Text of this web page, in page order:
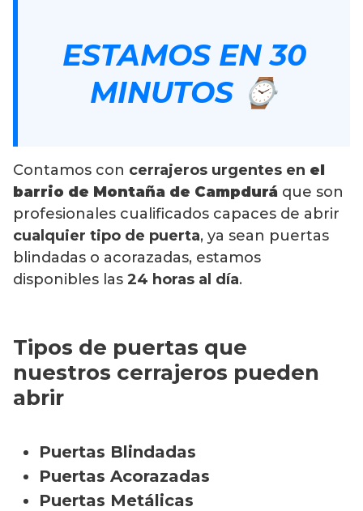
ESTAMOS EN 30
MINUTOS ⌚
Contamos con cerrajeros urgentes en el
barrio de Montaña de Campdurá que son
profesionales cualificados capaces de abrir
cualquier tipo de puerta, ya sean puertas
blindadas o acorazadas, estamos
disponibles las 24 horas al día.
Tipos de puertas que
nuestros cerrajeros pueden
abrir
Puertas Blindadas
Puertas Acorazadas
Puertas Metálicas